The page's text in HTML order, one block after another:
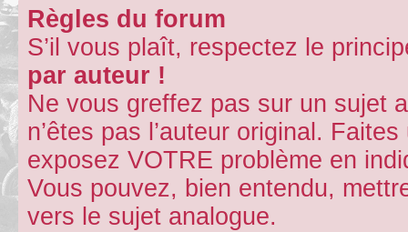
Règles du forum
S’il vous plaît, respectez le
par auteur !
Ne vous greffez pas sur un sujet
n’êtes pas l’auteur original.
exposez VOTRE problème en
Vous pouvez, bien entendu,
vers le sujet analogue.